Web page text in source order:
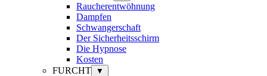
Raucherentwöhnung
Dampfen
Schwangerschaft
Der Sicherheitsschirm
Die Hypnose
Kosten
FURCHT
▼